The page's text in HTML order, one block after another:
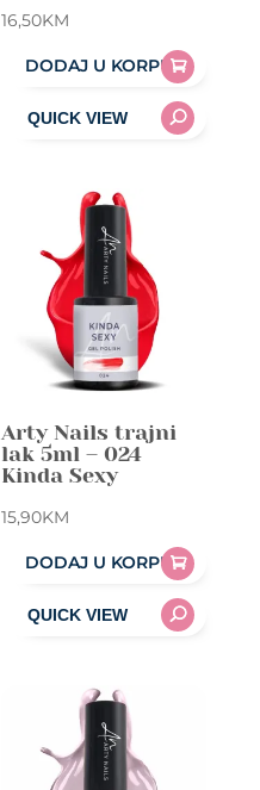
16,50KM
DODAJ U KORPU
Arty Nails trajni
lak 5ml – 024
Kinda Sexy
15,90KM
DODAJ U KORPU